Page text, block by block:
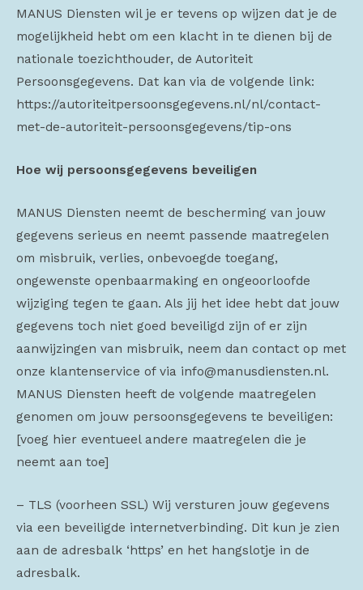
MANUS Diensten wil je er tevens op wijzen dat je de
mogelijkheid hebt om een klacht in te dienen bij de
nationale toezichthouder, de Autoriteit
Persoonsgegevens. Dat kan via de volgende link:
https://autoriteitpersoonsgegevens.nl/nl/contact-
met-de-autoriteit-persoonsgegevens/tip-ons
Hoe wij persoonsgegevens beveiligen
MANUS Diensten neemt de bescherming van jouw
gegevens serieus en neemt passende maatregelen
om misbruik, verlies, onbevoegde toegang,
ongewenste openbaarmaking en ongeoorloofde
wijziging tegen te gaan. Als jij het idee hebt dat jouw
gegevens toch niet goed beveiligd zijn of er zijn
aanwijzingen van misbruik, neem dan contact op met
onze klantenservice of via info@manusdiensten.nl.
MANUS Diensten heeft de volgende maatregelen
genomen om jouw persoonsgegevens te beveiligen:
[voeg hier eventueel andere maatregelen die je
neemt aan toe]
– TLS (voorheen SSL) Wij versturen jouw gegevens
via een beveiligde internetverbinding. Dit kun je zien
aan de adresbalk ‘https’ en het hangslotje in de
adresbalk.